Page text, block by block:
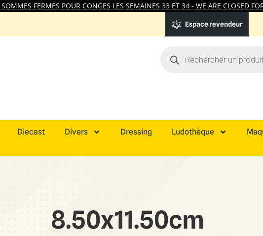
FERMES POUR CONGES LES SEMAINES 33 ET 34 - WE ARE CLOSED
Espace revendeur
Diecast Divers Dressing Ludothèque
8.50x11.50cm